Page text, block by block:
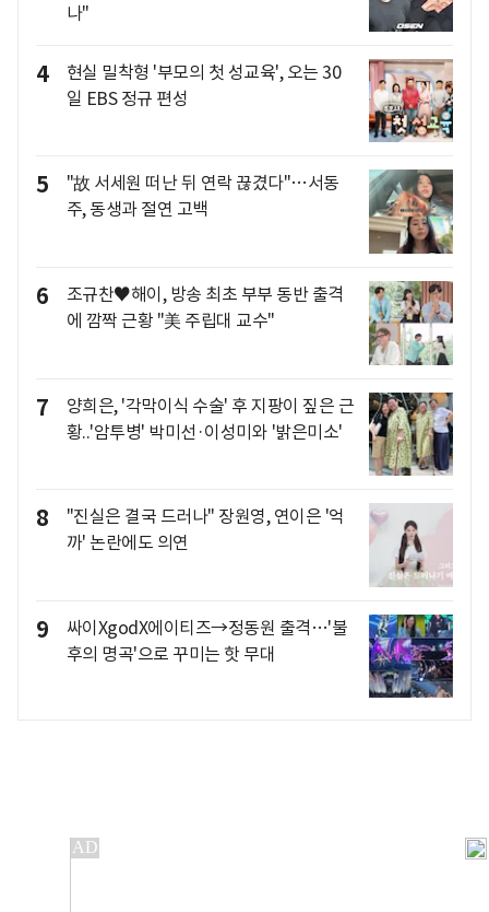
나"
4
현실 밀착형 '부모의 첫 성교육', 오는 30
일 EBS 정규 편성
5
"故 서세원 떠난 뒤 연락 끊겼다"…서동
주, 동생과 절연 고백
6
조규찬♥해이, 방송 최초 부부 동반 출격
에 깜짝 근황 "美 주립대 교수"
7
양희은, '각막이식 수술' 후 지팡이 짚은 근
황..'암투병' 박미선·이성미와 '밝은미소'
8
"진실은 결국 드러나" 장원영, 연이은 '억
까' 논란에도 의연
9
싸이XgodX에이티즈→정동원 출격…'불
후의 명곡'으로 꾸미는 핫 무대